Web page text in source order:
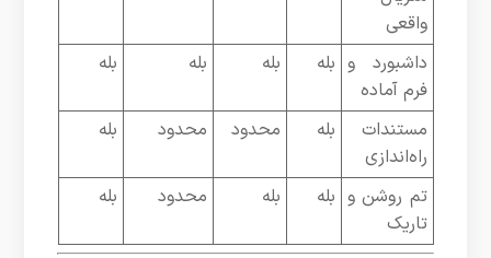
واقعی
داشبورد و
فرم آماده
بله بله بله بله
مستندات
راه‌اندازی
بله محدود محدود بله
تم روشن و
تاریک
بله بله محدود بله